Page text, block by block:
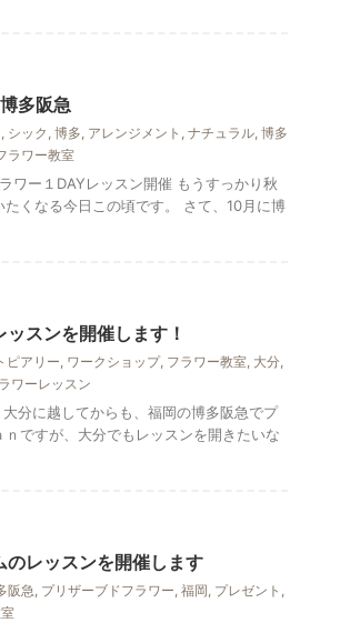
多阪急
シック 博多 アレンジメント ナチュラル 博多
ラワー教室
ワー１DAYレッスン開催 もうすっかり秋
くなる今日この頃です。 さて、10月に博
スンを開催します！
ピアリー ワークショップ, フラワー教室 大分
ワーレッスン
分に越してからも、福岡の博多阪急でプ
ですが、大分でもレッスンを開きたいな
のレッスンを開催します
阪急 プリザーブドフラワー 福岡 プレゼント